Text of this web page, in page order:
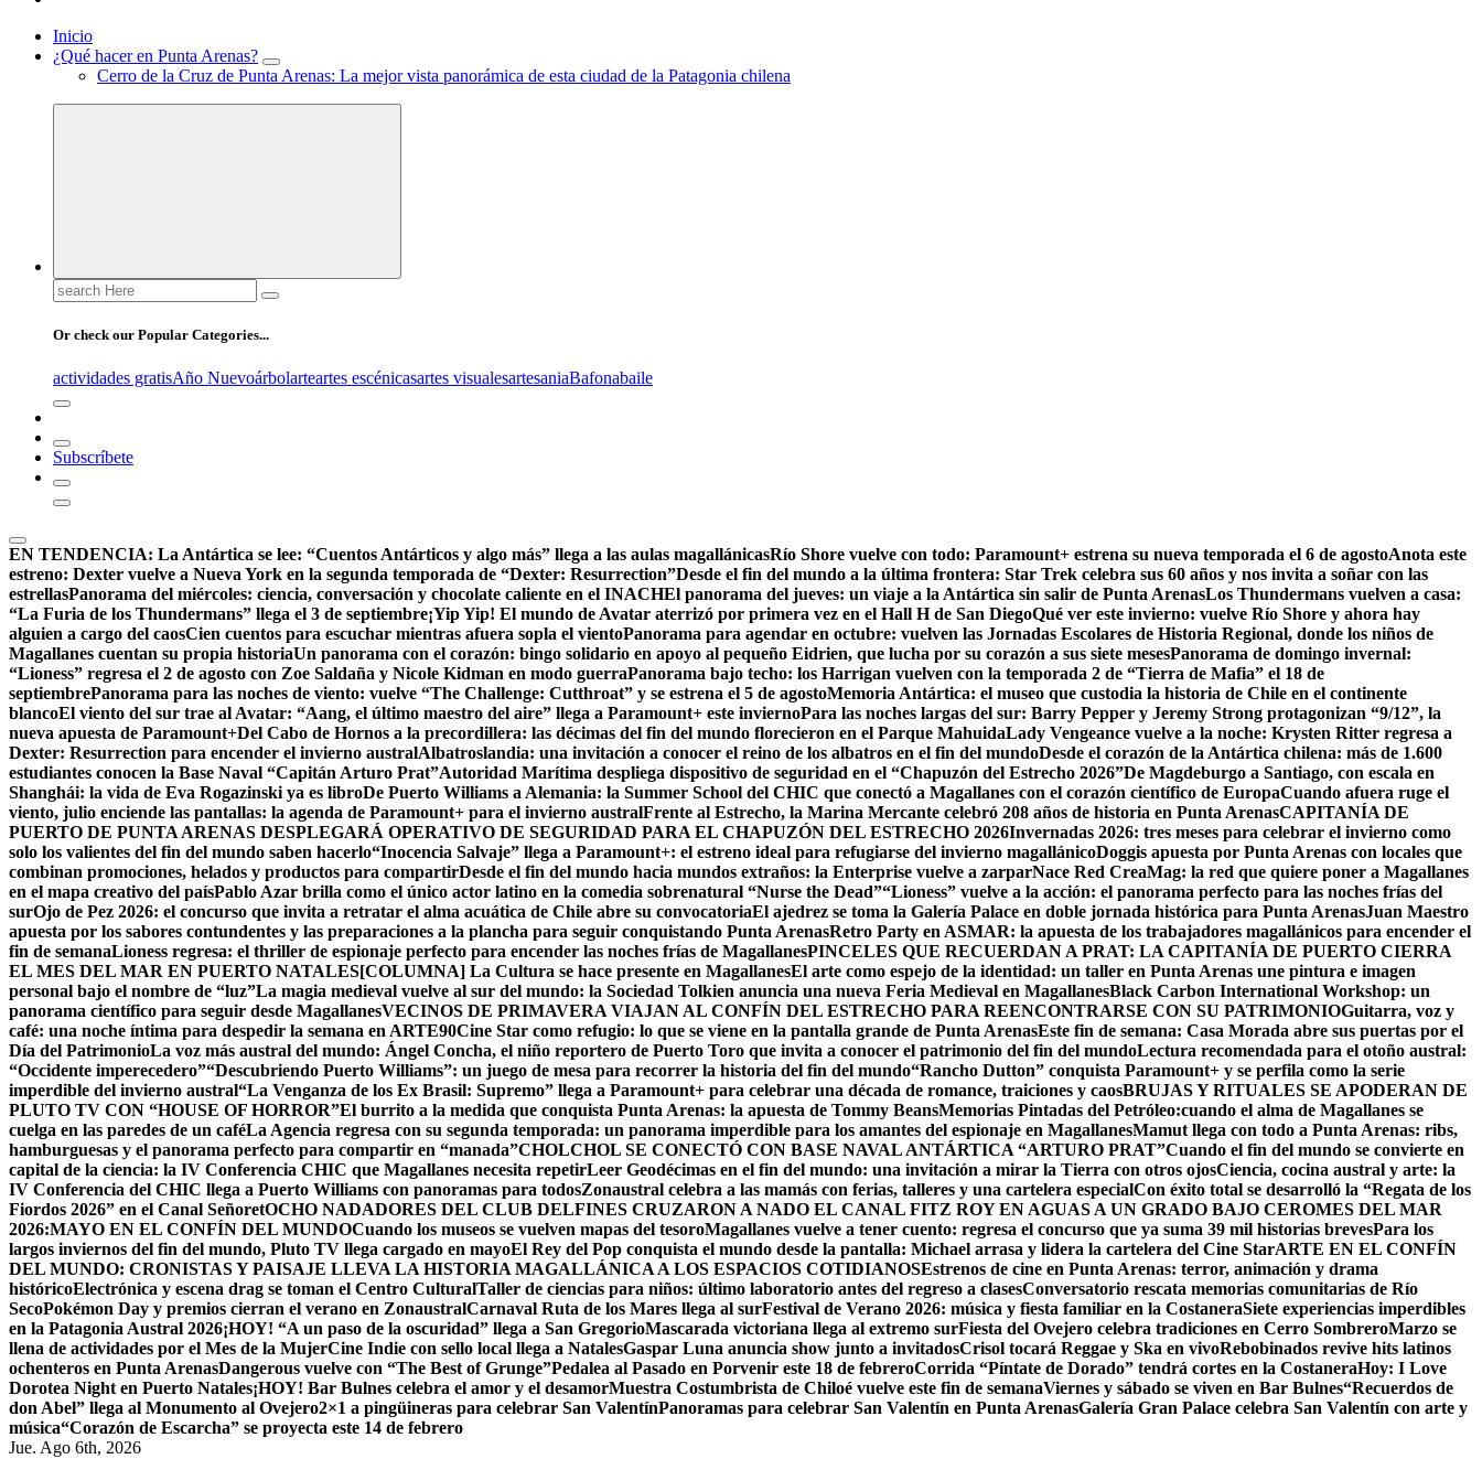
Inicio
¿Qué hacer en Punta Arenas?
Cerro de la Cruz de Punta Arenas: La mejor vista panorámica de esta ciudad de la Patagonia chilena
Search
for:
Or check our Popular Categories...
actividades gratisAño Nuevoárbolarteartes escénicasartes visualesartesaniaBafonabaile
Subscríbete
EN TENDENCIA: La Antártica se lee: “Cuentos Antárticos y algo más” llega a las aulas magallánicasRío Shore vuelve con todo: Paramount+ estrena su nueva temporada el 6 de agostoAnota este
estreno: Dexter vuelve a Nueva York en la segunda temporada de “Dexter: Resurrection”Desde el fin del mundo a la última frontera: Star Trek celebra sus 60 años y nos invita a soñar con las
estrellasPanorama del miércoles: ciencia, conversación y chocolate caliente en el INACHEl panorama del jueves: un viaje a la Antártica sin salir de Punta ArenasLos Thundermans vuelven a casa:
“La Furia de los Thundermans” llega el 3 de septiembre¡Yip Yip! El mundo de Avatar aterrizó por primera vez en el Hall H de San DiegoQué ver este invierno: vuelve Río Shore y ahora hay
alguien a cargo del caosCien cuentos para escuchar mientras afuera sopla el vientoPanorama para agendar en octubre: vuelven las Jornadas Escolares de Historia Regional, donde los niños de
Magallanes cuentan su propia historiaUn panorama con el corazón: bingo solidario en apoyo al pequeño Eidrien, que lucha por su corazón a sus siete mesesPanorama de domingo invernal:
“Lioness” regresa el 2 de agosto con Zoe Saldaña y Nicole Kidman en modo guerraPanorama bajo techo: los Harrigan vuelven con la temporada 2 de “Tierra de Mafia” el 18 de
septiembrePanorama para las noches de viento: vuelve “The Challenge: Cutthroat” y se estrena el 5 de agostoMemoria Antártica: el museo que custodia la historia de Chile en el continente
blancoEl viento del sur trae al Avatar: “Aang, el último maestro del aire” llega a Paramount+ este inviernoPara las noches largas del sur: Barry Pepper y Jeremy Strong protagonizan “9/12”, la
nueva apuesta de Paramount+Del Cabo de Hornos a la precordillera: las décimas del fin del mundo florecieron en el Parque MahuidaLady Vengeance vuelve a la noche: Krysten Ritter regresa a
Dexter: Resurrection para encender el invierno australAlbatroslandia: una invitación a conocer el reino de los albatros en el fin del mundoDesde el corazón de la Antártica chilena: más de 1.600
estudiantes conocen la Base Naval “Capitán Arturo Prat”Autoridad Marítima despliega dispositivo de seguridad en el “Chapuzón del Estrecho 2026”De Magdeburgo a Santiago, con escala en
Shanghái: la vida de Eva Rogazinski ya es libroDe Puerto Williams a Alemania: la Summer School del CHIC que conectó a Magallanes con el corazón científico de EuropaCuando afuera ruge el
viento, julio enciende las pantallas: la agenda de Paramount+ para el invierno australFrente al Estrecho, la Marina Mercante celebró 208 años de historia en Punta ArenasCAPITANÍA DE
PUERTO DE PUNTA ARENAS DESPLEGARÁ OPERATIVO DE SEGURIDAD PARA EL CHAPUZÓN DEL ESTRECHO 2026Invernadas 2026: tres meses para celebrar el invierno como
solo los valientes del fin del mundo saben hacerlo“Inocencia Salvaje” llega a Paramount+: el estreno ideal para refugiarse del invierno magallánicoDoggis apuesta por Punta Arenas con locales que
combinan promociones, helados y productos para compartirDesde el fin del mundo hacia mundos extraños: la Enterprise vuelve a zarparNace Red CreaMag: la red que quiere poner a Magallanes
en el mapa creativo del paísPablo Azar brilla como el único actor latino en la comedia sobrenatural “Nurse the Dead”“Lioness” vuelve a la acción: el panorama perfecto para las noches frías del
surOjo de Pez 2026: el concurso que invita a retratar el alma acuática de Chile abre su convocatoriaEl ajedrez se toma la Galería Palace en doble jornada histórica para Punta ArenasJuan Maestro
apuesta por los sabores contundentes y las preparaciones a la plancha para seguir conquistando Punta ArenasRetro Party en ASMAR: la apuesta de los trabajadores magallánicos para encender el
fin de semanaLioness regresa: el thriller de espionaje perfecto para encender las noches frías de MagallanesPINCELES QUE RECUERDAN A PRAT: LA CAPITANÍA DE PUERTO CIERRA
EL MES DEL MAR EN PUERTO NATALES[COLUMNA] La Cultura se hace presente en MagallanesEl arte como espejo de la identidad: un taller en Punta Arenas une pintura e imagen
personal bajo el nombre de “luz”La magia medieval vuelve al sur del mundo: la Sociedad Tolkien anuncia una nueva Feria Medieval en MagallanesBlack Carbon International Workshop: un
panorama científico para seguir desde MagallanesVECINOS DE PRIMAVERA VIAJAN AL CONFÍN DEL ESTRECHO PARA REENCONTRARSE CON SU PATRIMONIOGuitarra, voz y
café: una noche íntima para despedir la semana en ARTE90Cine Star como refugio: lo que se viene en la pantalla grande de Punta ArenasEste fin de semana: Casa Morada abre sus puertas por el
Día del PatrimonioLa voz más austral del mundo: Ángel Concha, el niño reportero de Puerto Toro que invita a conocer el patrimonio del fin del mundoLectura recomendada para el otoño austral:
“Occidente imperecedero”“Descubriendo Puerto Williams”: un juego de mesa para recorrer la historia del fin del mundo“Rancho Dutton” conquista Paramount+ y se perfila como la serie
imperdible del invierno austral“La Venganza de los Ex Brasil: Supremo” llega a Paramount+ para celebrar una década de romance, traiciones y caosBRUJAS Y RITUALES SE APODERAN DE
PLUTO TV CON “HOUSE OF HORROR”El burrito a la medida que conquista Punta Arenas: la apuesta de Tommy BeansMemorias Pintadas del Petróleo:cuando el alma de Magallanes se
cuelga en las paredes de un caféLa Agencia regresa con su segunda temporada: un panorama imperdible para los amantes del espionaje en MagallanesMamut llega con todo a Punta Arenas: ribs,
hamburguesas y el panorama perfecto para compartir en “manada”CHOLCHOL SE CONECTÓ CON BASE NAVAL ANTÁRTICA “ARTURO PRAT”Cuando el fin del mundo se convierte en
capital de la ciencia: la IV Conferencia CHIC que Magallanes necesita repetirLeer Geodécimas en el fin del mundo: una invitación a mirar la Tierra con otros ojosCiencia, cocina austral y arte: la
IV Conferencia del CHIC llega a Puerto Williams con panoramas para todosZonaustral celebra a las mamás con ferias, talleres y una cartelera especialCon éxito total se desarrolló la “Regata de los
Fiordos 2026” en el Canal SeñoretOCHO NADADORES DEL CLUB DELFINES CRUZARON A NADO EL CANAL FITZ ROY EN AGUAS A UN GRADO BAJO CEROMES DEL MAR
2026:MAYO EN EL CONFÍN DEL MUNDOCuando los museos se vuelven mapas del tesoroMagallanes vuelve a tener cuento: regresa el concurso que ya suma 39 mil historias brevesPara los
largos inviernos del fin del mundo, Pluto TV llega cargado en mayoEl Rey del Pop conquista el mundo desde la pantalla: Michael arrasa y lidera la cartelera del Cine StarARTE EN EL CONFÍN
DEL MUNDO: CRONISTAS Y PAISAJE LLEVA LA HISTORIA MAGALLÁNICA A LOS ESPACIOS COTIDIANOSEstrenos de cine en Punta Arenas: terror, animación y drama
históricoElectrónica y escena drag se toman el Centro CulturalTaller de ciencias para niños: último laboratorio antes del regreso a clasesConversatorio rescata memorias comunitarias de Río
SecoPokémon Day y premios cierran el verano en ZonaustralCarnaval Ruta de los Mares llega al surFestival de Verano 2026: música y fiesta familiar en la CostaneraSiete experiencias imperdibles
en la Patagonia Austral 2026¡HOY! “A un paso de la oscuridad” llega a San GregorioMascarada victoriana llega al extremo surFiesta del Ovejero celebra tradiciones en Cerro SombreroMarzo se
llena de actividades por el Mes de la MujerCine Indie con sello local llega a NatalesGaspar Luna anuncia show junto a invitadosCrisol tocará Reggae y Ska en vivoRebobinados revive hits latinos
ochenteros en Punta ArenasDangerous vuelve con “The Best of Grunge”Pedalea al Pasado en Porvenir este 18 de febreroCorrida “Píntate de Dorado” tendrá cortes en la CostaneraHoy: I Love
Dorotea Night en Puerto Natales¡HOY! Bar Bulnes celebra el amor y el desamorMuestra Costumbrista de Chiloé vuelve este fin de semanaViernes y sábado se viven en Bar Bulnes“Recuerdos de
don Abel” llega al Monumento al Ovejero2×1 a pingüineras para celebrar San ValentínPanoramas para celebrar San Valentín en Punta ArenasGalería Gran Palace celebra San Valentín con arte y
música“Corazón de Escarcha” se proyecta este 14 de febrero
Jue. Ago 6th, 2026